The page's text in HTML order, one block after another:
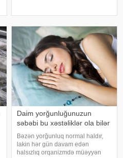
hər zaman tənəffüs yolu
infeksiyası olmur
Daim yorğunluğunuzun
səbəbi bu xəstəliklər ola bilər
Bəzən yorğunluq normal haldır,
lakin hər gün davam edən
halsızlıq orqanizmdə müəyyən